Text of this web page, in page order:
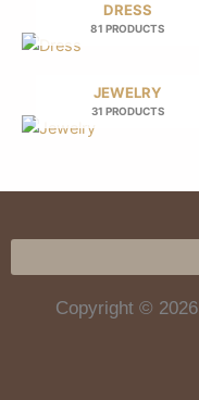
DRESS
81 PRODUCTS
JEWELRY
31 PRODUCTS
Copyright ©